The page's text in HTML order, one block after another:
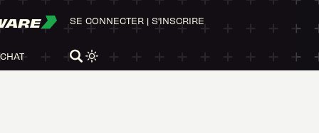
SE CONNECTER | S'INSCRIRE